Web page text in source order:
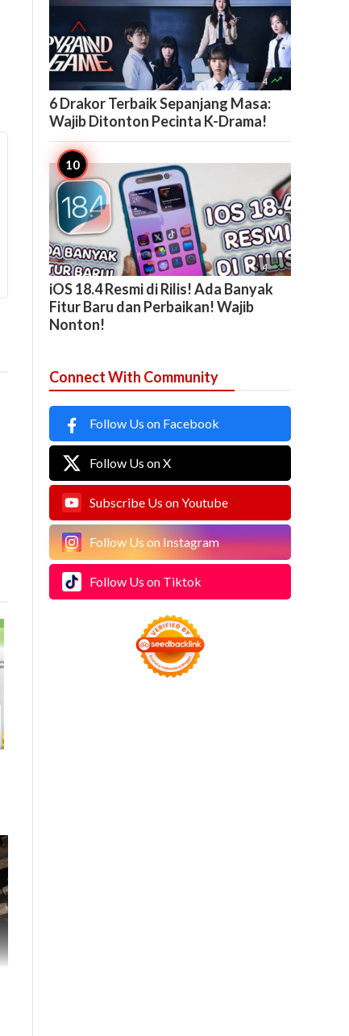
4 
6 Drakor Terbaik Sepanjang Masa:
Wajib Ditonton Pecinta K-Drama!
4 
iOS 18.4 Resmi di Rilis! Ada Banyak
Fitur Baru dan Perbaikan! Wajib
Nonton!
Connect With Community
Follow Us on Facebook
Follow Us on X
Subscribe Us on Youtube
Follow Us on Instagram
Follow Us on Tiktok